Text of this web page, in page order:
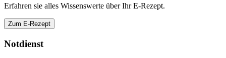
Erfahren sie alles Wissenswerte über Ihr E-Rezept.
Zum E-Rezept
Notdienst